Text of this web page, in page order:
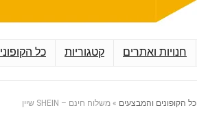
חנויות ואתרים קטגוריות כל
כל הקופונים והמבצעים » משלוח חינם – SHEIN שיין